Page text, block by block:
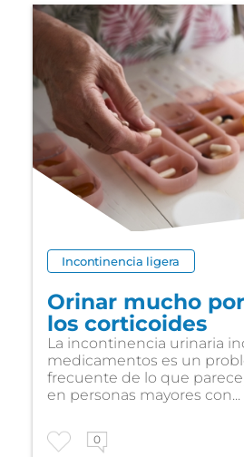
Incontinencia ligera
Orinar mucho
los corticoides
La incontinencia urinaria
medicamentos es un
frecuente de lo que
en personas mayores con...
0